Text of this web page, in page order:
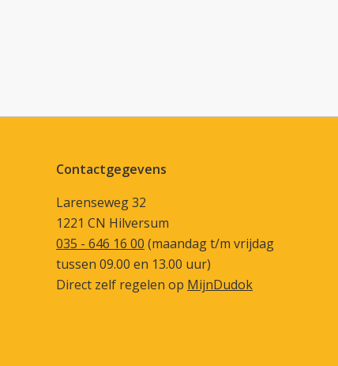
Contactgegevens
Larenseweg 32
1221 CN Hilversum
035 - 646 16 00 (maandag t/m vrijdag
tussen 09.00 en 13.00 uur)
Direct zelf regelen op MijnDudok